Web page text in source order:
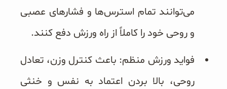
می‌توانند تمام استرس‌ها و فشارهای عصبی
و روحی خود را کاملاً از راه ورزش دفع کنند.
فواید ورزش منظم: باعث کنترل وزن، تعادل
روحی، بالا بردن اعتماد به نفس و خنثی